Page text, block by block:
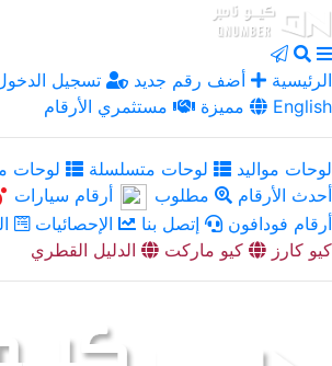
الرئيسية أضف رقم جديد تسجيل
مميزة
مستثمري الأرقام English
لوحات مواليد لوحات متسلسلة
لوحات
أحدث الأرقام
مطلوب أرقام سيارات
أرقام فودافون
إتصل بنا الإحصائيات
كيو كارز
كيو ماركت الدليل القطري